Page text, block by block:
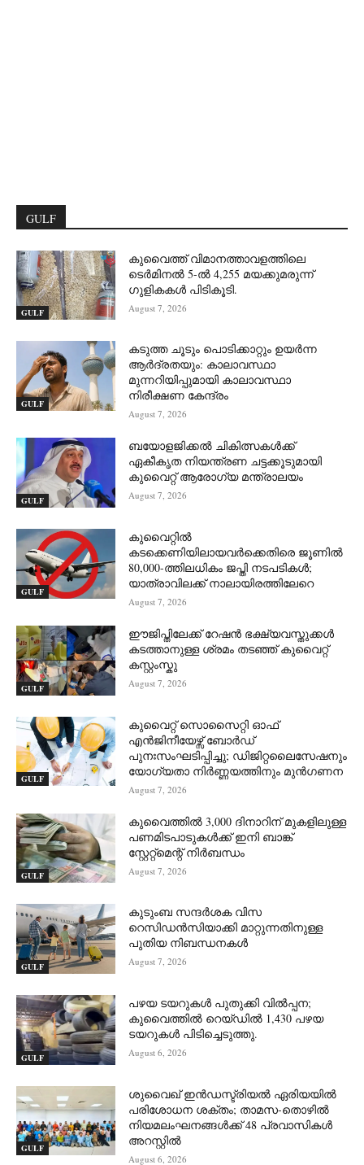
GULF
GULF
കുവൈത്ത് വിമാനത്താവളത്തിലെ
ടെർമിനൽ 5-ൽ 4,255 മയക്കുമരുന്ന്
ഗുളികകൾ പിടികൂടി.
August 7, 2026
GULF
കടുത്ത ചൂടും പൊടിക്കാറ്റും ഉയർന്ന
ആർദ്രതയും: കാലാവസ്ഥാ
മുന്നറിയിപ്പുമായി കാലാവസ്ഥാ
നിരീക്ഷണ കേന്ദ്രം
August 7, 2026
GULF
ബയോളജിക്കൽ ചികിത്സകൾക്ക്
ഏകീകൃത നിയന്ത്രണ ചട്ടക്കൂടുമായി
കുവൈറ്റ് ആരോഗ്യ മന്ത്രാലയം
August 7, 2026
GULF
കുവൈറ്റിൽ
കടക്കെണിയിലായവർക്കെതിരെ ജൂണിൽ
80,000-ത്തിലധികം ജപ്തി നടപടികൾ;
യാത്രാവിലക്ക് നാലായിരത്തിലേറെ
August 7, 2026
GULF
ഈജിപ്തിലേക്ക് റേഷൻ ഭക്ഷ്യവസ്തുക്കൾ
കടത്താനുള്ള ശ്രമം തടഞ്ഞ് കുവൈറ്റ്
കസ്റ്റംസ്കു
August 7, 2026
GULF
കുവൈറ്റ് സൊസൈറ്റി ഓഫ്
എൻജിനീയേഴ്സ് ബോർഡ്
പുനഃസംഘടിപ്പിച്ചു; ഡിജിറ്റലൈസേഷനും
യോഗ്യതാ നിർണ്ണയത്തിനും മുൻഗണന
August 7, 2026
GULF
കുവൈത്തിൽ 3,000 ദിനാറിന് മുകളിലുള്ള
പണമിടപാടുകൾക്ക് ഇനി ബാങ്ക്
സ്റ്റേറ്റ്‌മെന്റ് നിർബന്ധം
August 7, 2026
GULF
കുടുംബ സന്ദർശക വിസ
റെസിഡൻസിയാക്കി മാറ്റുന്നതിനുള്ള
പുതിയ നിബന്ധനകൾ
August 7, 2026
GULF
പഴയ ടയറുകൾ പുതുക്കി വിൽപ്പന;
കുവൈത്തിൽ റെയ്ഡിൽ 1,430 പഴയ
ടയറുകൾ പിടിച്ചെടുത്തു.
August 6, 2026
GULF
ശുവൈഖ് ഇൻഡസ്ട്രിയൽ ഏരിയയിൽ
പരിശോധന ശക്തം; താമസ-തൊഴിൽ
നിയമലംഘനങ്ങൾക്ക് 48 പ്രവാസികൾ
അറസ്റ്റിൽ
August 6, 2026